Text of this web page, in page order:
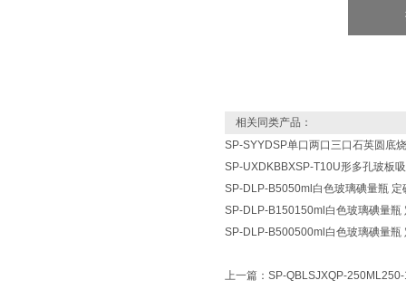
相关同类产品：
SP-SYYDSP单口两口三口石英圆底
SP-UXDKBBXSP-T10U形多孔玻板
SP-DLP-B5050ml白色玻璃碘量瓶 定
SP-DLP-B150150ml白色玻璃碘量瓶
SP-DLP-B500500ml白色玻璃碘量瓶
上一篇： SP-QBLSJXQP-